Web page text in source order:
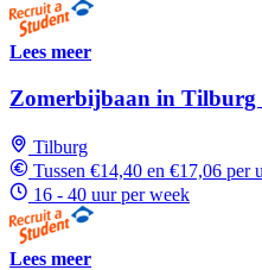
Lees meer
Zomerbijbaan in Tilburg
Tilburg
Tussen €14,40 en €17,06 per
16 - 40 uur per week
Lees meer